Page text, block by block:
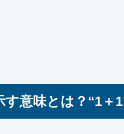
意味とは？“1＋